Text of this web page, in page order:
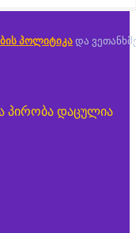
პოლიტიკა და
პირობა დაცულია